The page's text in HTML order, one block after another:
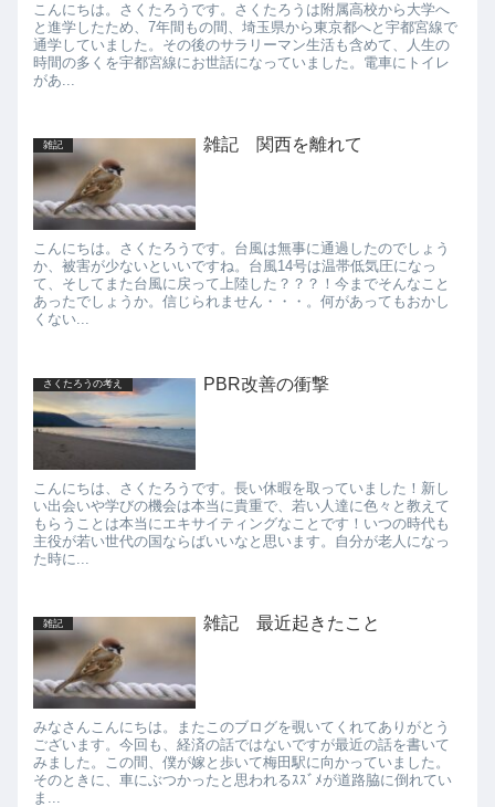
こんにちは。さくたろうです。さくたろうは附属高校から大学へ
と進学したため、7年間もの間、埼玉県から東京都へと宇都宮線で
通学していました。その後のサラリーマン生活も含めて、人生の
時間の多くを宇都宮線にお世話になっていました。電車にトイレ
があ...
雑記 雑記 関西を離れて
こんにちは。さくたろうです。台風は無事に通過したのでしょう
か、被害が少ないといいですね。台風14号は温帯低気圧になっ
て、そしてまた台風に戻って上陸した？？？！今までそんなこと
あったでしょうか。信じられません・・・。何があってもおかし
くない...
さくたろうの考え PBR改善の衝撃
こんにちは、さくたろうです。長い休暇を取っていました！新し
い出会いや学びの機会は本当に貴重で、若い人達に色々と教えて
もらうことは本当にエキサイティングなことです！いつの時代も
主役が若い世代の国ならばいいなと思います。自分が老人になっ
た時に...
雑記 雑記 最近起きたこと
みなさんこんにちは。またこのブログを覗いてくれてありがとう
ございます。今回も、経済の話ではないですが最近の話を書いて
みました。この間、僕が嫁と歩いて梅田駅に向かっていました。
そのときに、車にぶつかったと思われるｽｽﾞﾒが道路脇に倒れてい
ま...